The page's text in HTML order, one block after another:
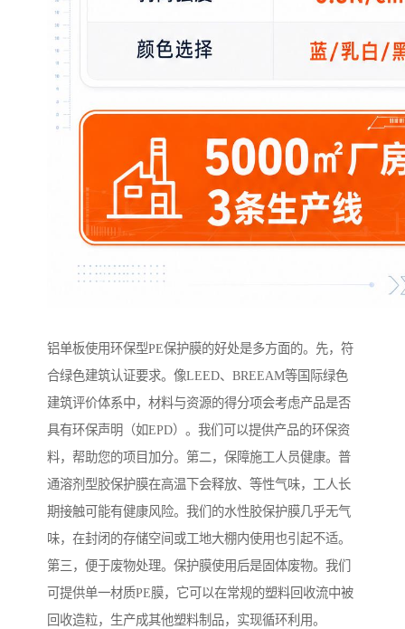
铝单板使用环保型PE保护膜的好处是多方面的。先，符
合绿色建筑认证要求。像LEED、BREEAM等国际绿色
建筑评价体系中，材料与资源的得分项会考虑产品是否
具有环保声明（如EPD）。我们可以提供产品的环保资
料，帮助您的项目加分。第二，保障施工人员健康。普
通溶剂型胶保护膜在高温下会释放、等性气味，工人长
期接触可能有健康风险。我们的水性胶保护膜几乎无气
味，在封闭的存储空间或工地大棚内使用也引起不适。
第三，便于废物处理。保护膜使用后是固体废物。我们
可提供单一材质PE膜，它可以在常规的塑料回收流中被
回收造粒，生产成其他塑料制品，实现循环利用。